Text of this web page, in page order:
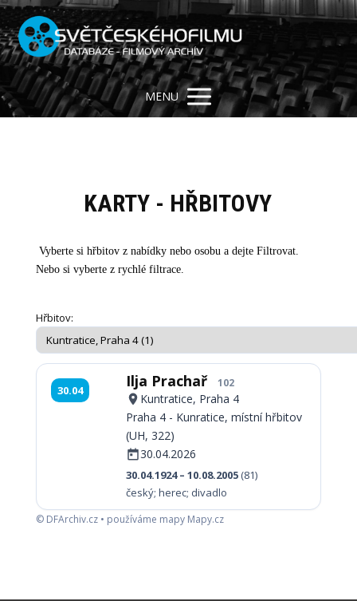
MENU
KARTY - HŘBITOVY
Vyberte si hřbitov z nabídky nebo osobu a dejte Filtrovat.
Nebo si vyberte z rychlé filtrace.
Hřbitov:
30.04 Ilja Prachař 102
Kuntratice, Praha 4
Praha 4 - Kunratice, místní hřbitov
(UH, 322)
30.04.2026
30.04.1924 – 10.08.2005 (81)
český; herec; divadlo
© DFArchiv.cz • používáme mapy Mapy.cz